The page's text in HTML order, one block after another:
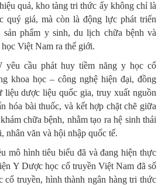
quả, kho tàng tri thức ấy không chỉ là
quý giá, mà còn là động lực phát triển
phẩm y sinh, du lịch chữa bệnh và
Việt Nam ra thế giới.
yêu cầu phát huy tiềm năng y học cổ
khoa học – công nghệ hiện đại, đồng
dược liệu quốc gia, truy xuất nguồn
hóa bài thuốc, và kết hợp chặt chẽ giữa
chữa bệnh, nhằm tạo ra hệ sinh thái
nhân văn và hội nhập quốc tế.
mô hình tiêu biểu đã và đang hiện thực
Y Dược học cổ truyền Việt Nam đã số
cổ truyền, hình thành ngân hàng tri thức